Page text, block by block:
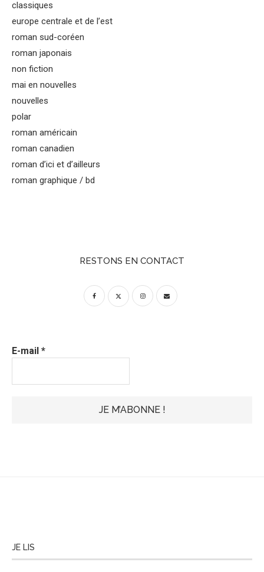
classiques
europe centrale et de l’est
roman sud-coréen
roman japonais
non fiction
mai en nouvelles
nouvelles
polar
roman américain
roman canadien
roman d’ici et d’ailleurs
roman graphique / bd
RESTONS EN CONTACT
E-mail *
JE LIS